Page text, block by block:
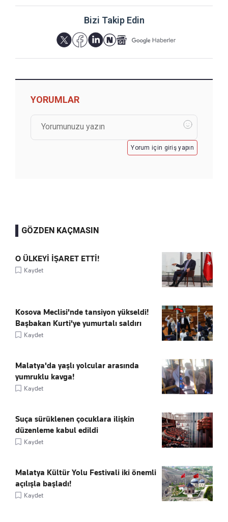
Bizi Takip Edin
YORUMLAR
Yorum için giriş yapın
GÖZDEN KAÇMASIN
O ÜLKEYİ İŞARET ETTİ!
Kaydet
Kosova Meclisi'nde tansiyon yükseldi!
Başbakan Kurti'ye yumurtalı saldırı
Kaydet
Malatya'da yaşlı yolcular arasında
yumruklu kavga!
Kaydet
Suça sürüklenen çocuklara ilişkin
düzenleme kabul edildi
Kaydet
Malatya Kültür Yolu Festivali iki önemli
açılışla başladı!
Kaydet